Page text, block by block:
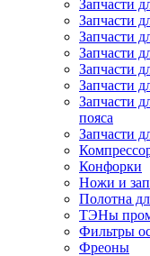
Запчасти
Запчасти
Запчасти
Запчасти
Запчасти
Запчасти
Запчасти
пояса
Запчасти
Конфорки
Ножи и
Полотна
ТЭНы
Фильтры
Фреоны